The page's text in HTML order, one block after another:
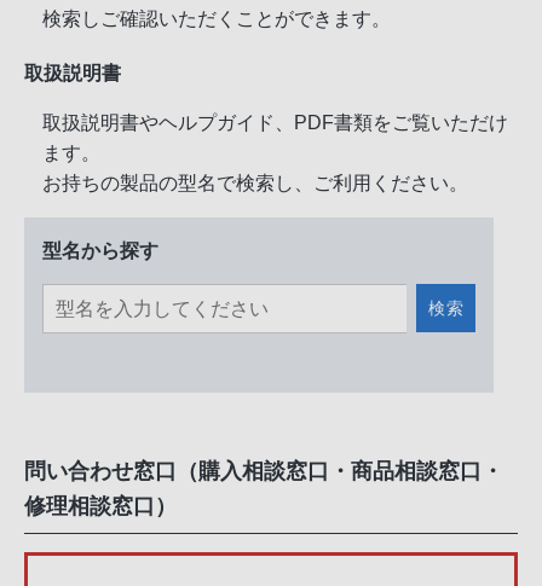
検索しご確認いただくことができます。
取扱説明書
取扱説明書やヘルプガイド、PDF書類をご覧いただけ
ます。
お持ちの製品の型名で検索し、ご利用ください。
型名から探す
検索
問い合わせ窓口（購入相談窓口・商品相談窓口・
修理相談窓口）